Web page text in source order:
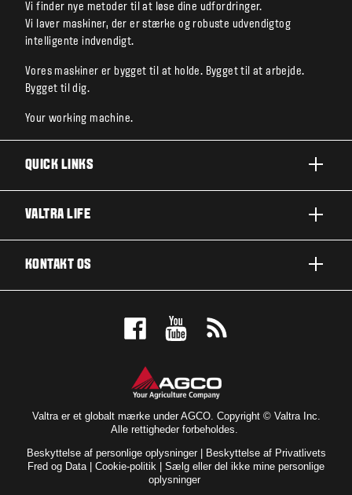
Vi finder nye metoder til at løse dine udfordringer.
Vi laver maskiner, der er stærke og robuste udvendigtog
intelligente indvendigt.
Vores maskiner er bygget til at holde. Bygget til at arbejde.
Bygget til dig.
Your working machine.
QUICK LINKS
TEKNOLOGILØSNINGER
VALTRA LIFE
KONTAKT OS
Valtra er et globalt mærke under AGCO. Copyright © Valtra Inc.
Alle rettigheder forbeholdes.
Beskyttelse af personlige oplysninger|
Beskyttelse af Privatlivets
Fred og Data
Cookie-politik
Sælg eller del ikke mine personlige
oplysninger